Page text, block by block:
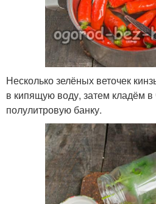
Несколько зелёных веточек
в кипящую воду, затем кладём
полулитровую банку.